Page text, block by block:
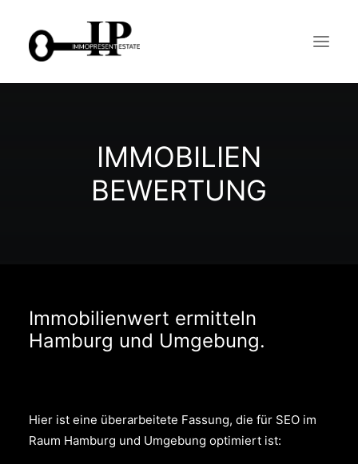
IMMOBILIENBEWERTUNG
FAQ´S
IMMOBILIEN
BEWERTUNG
Immobilienwert ermitteln
Hamburg und Umgebung.
Hier ist eine überarbeitete Fassung, die für SEO im
Raum Hamburg und Umgebung optimiert ist: